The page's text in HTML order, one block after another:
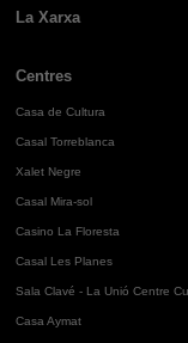
La Xarxa
Centres
Casa de Cultura
Casal Torreblanca
Xalet Negre
Casal Mira-sol
Casino La Floresta
Casal Les Planes
Sala Clavé - La Unió Centre
Casa Aymat